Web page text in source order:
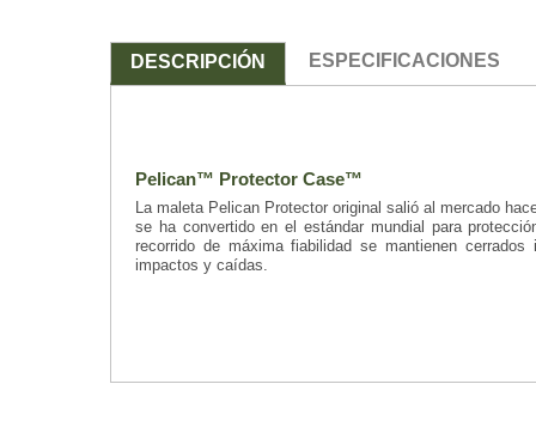
DESCRIPCIÓN ESPECIFICACIONES
Pelican™ Protector Case™
La maleta Pelican Protector original salió al mercado
se ha convertido en el estándar mundial para
recorrido de máxima fiabilidad se mantienen
impactos y caídas.